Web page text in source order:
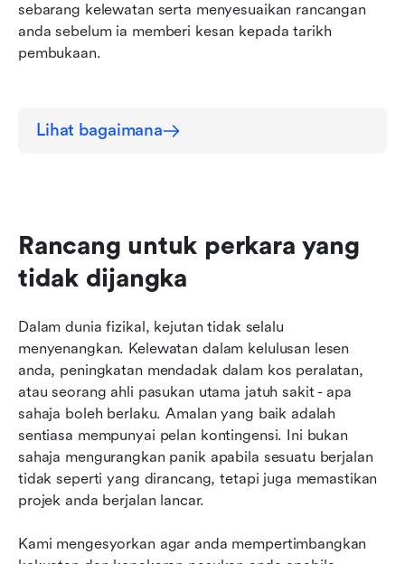
sebarang kelewatan serta menyesuaikan rancangan
anda sebelum ia memberi kesan kepada tarikh
pembukaan.
Lihat bagaimana
Rancang untuk perkara yang
tidak dijangka
Dalam dunia fizikal, kejutan tidak selalu
menyenangkan. Kelewatan dalam kelulusan lesen
anda, peningkatan mendadak dalam kos peralatan,
atau seorang ahli pasukan utama jatuh sakit - apa
sahaja boleh berlaku. Amalan yang baik adalah
sentiasa mempunyai pelan kontingensi. Ini bukan
sahaja mengurangkan panik apabila sesuatu berjalan
tidak seperti yang dirancang, tetapi juga memastikan
projek anda berjalan lancar.
Kami mengesyorkan agar anda mempertimbangkan